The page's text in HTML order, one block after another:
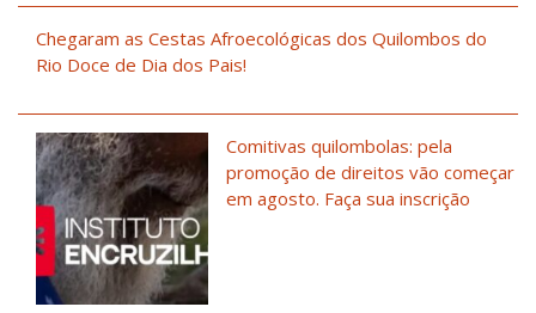
Chegaram as Cestas Afroecológicas dos Quilombos do
Rio Doce de Dia dos Pais!
Comitivas quilombolas: pela
promoção de direitos vão começar
em agosto. Faça sua inscrição